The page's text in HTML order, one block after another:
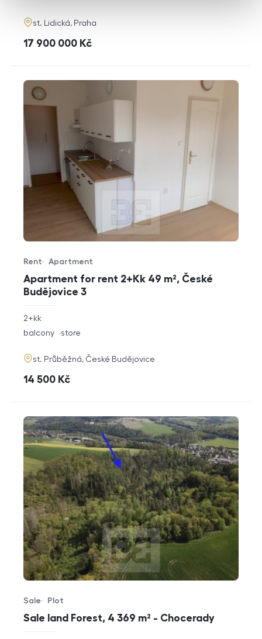
adresa
st. Lidická, Praha
cena
17 900 000 Kč
Apartment for rent 2+Kk 49 m², České
Budějovice 3
Offer type
Rent
Property type
Apartment
rozměry
disposition
2+kk
funkce
balcony store
adresa
st. Průběžná, České Budějovice
cena
14 500 Kč
Sale land Forest, 4 369 m² - Chocerady
Offer type
Sale
Property type
Plot